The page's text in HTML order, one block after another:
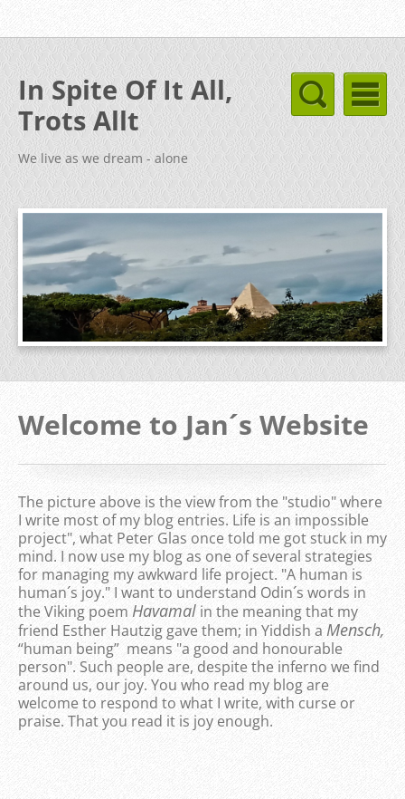
In Spite Of It All,
Trots Allt
We live as we dream - alone
Welcome to Jan´s Website
The picture above is the view from the "studio" where
I write most of my blog entries. Life is an impossible
project", what Peter Glas once told me got stuck in my
mind. I now use my blog as one of several strategies
for managing my awkward life project. "A human is
human´s joy." I want to understand Odin´s words in
the Viking poem Havamal in the meaning that my
friend Esther Hautzig gave them; in Yiddish a Mensch,
“human being” means "a good and honourable
person". Such people are, despite the inferno we find
around us, our joy. You who read my blog are
welcome to respond to what I write, with curse or
praise. That you read it is joy enough.